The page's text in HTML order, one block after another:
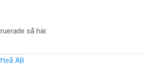
så här.
AB